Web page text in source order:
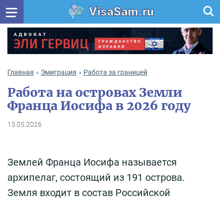
VisaSam.ru
Главная Эмиграция Работа за границей
Работа на островах Земли
Франца Иосифа в 2026 году
15.05.2026
Землей Франца Иосифа называется
архипелаг, состоящий из 191 острова.
Земля входит в состав Российской